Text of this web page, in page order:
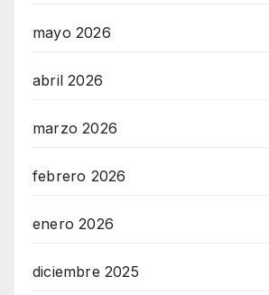
mayo 2026
abril 2026
marzo 2026
febrero 2026
enero 2026
diciembre 2025